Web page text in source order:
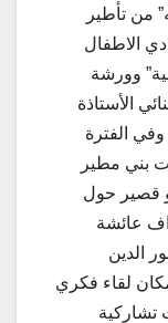
من تأطير
الاطفال
وورشة
الأستاذة
الفترة
بني مطير
قصير حول
عائشة
الدين
لقاء فكري
تشاركية